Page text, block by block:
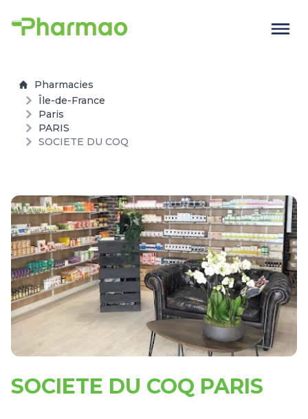
Pharmacies
Île-de-France
Paris
PARIS
SOCIETE DU COQ
SOCIETE DU COQ PARIS